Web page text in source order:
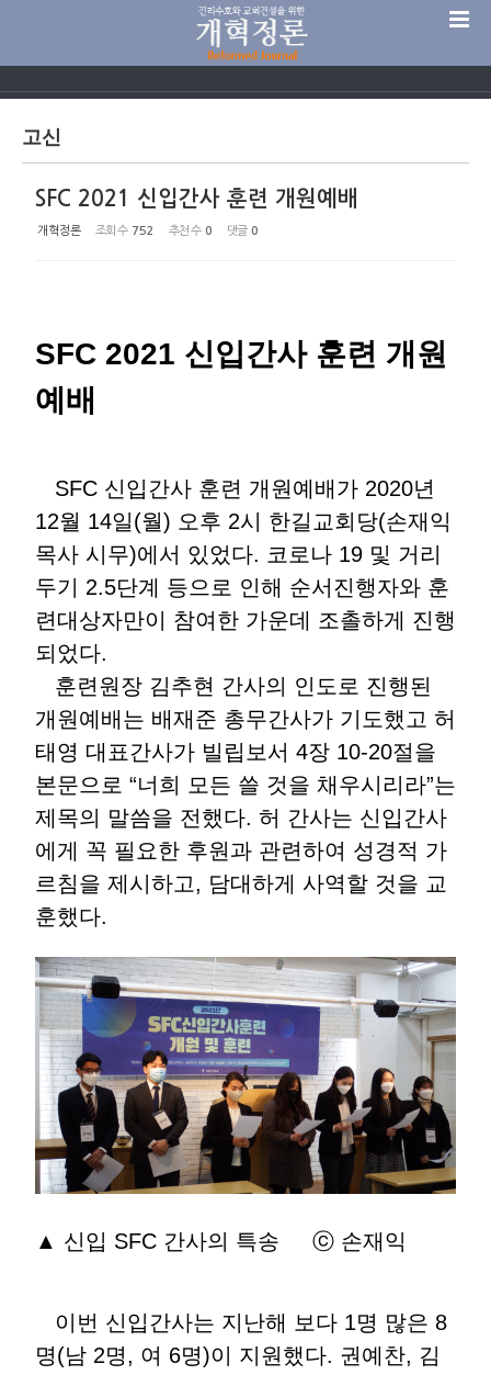
고신
SFC 2021 신입간사 훈련 개원예배
개혁정론 조회 수 752 추천 수 0 댓글 0
SFC 2021 신입간사 훈련 개원
예배
SFC 신입간사 훈련 개원예배가 2020년
12월 14일(월) 오후 2시 한길교회당(손재익
목사 시무)에서 있었다. 코로나 19 및 거리
두기 2.5단계 등으로 인해 순서진행자와 훈
련대상자만이 참여한 가운데 조촐하게 진행
되었다.
훈련원장 김추현 간사의 인도로 진행된
개원예배는 배재준 총무간사가 기도했고 허
태영 대표간사가 빌립보서 4장 10-20절을
본문으로 “너희 모든 쓸 것을 채우시리라”는
제목의 말씀을 전했다. 허 간사는 신입간사
에게 꼭 필요한 후원과 관련하여 성경적 가
르침을 제시하고, 담대하게 사역할 것을 교
훈했다.
▲ 신입 SFC 간사의 특송 ⓒ 손재익
이번 신입간사는 지난해 보다 1명 많은 8
명(남 2명, 여 6명)이 지원했다. 권예찬, 김
Sketchbook5, 스케치북5
Sketchbook5, 스케치북5